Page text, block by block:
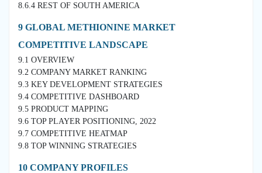
8.6.4 REST OF SOUTH AMERICA
9 GLOBAL METHIONINE MARKET
COMPETITIVE LANDSCAPE
9.1 OVERVIEW
9.2 COMPANY MARKET RANKING
9.3 KEY DEVELOPMENT STRATEGIES
9.4 COMPETITIVE DASHBOARD
9.5 PRODUCT MAPPING
9.6 TOP PLAYER POSITIONING, 2022
9.7 COMPETITIVE HEATMAP
9.8 TOP WINNING STRATEGIES
10 COMPANY PROFILES